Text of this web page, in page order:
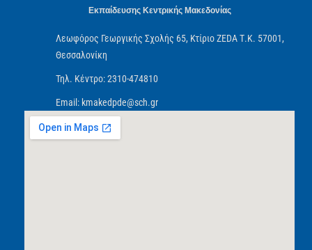
Εκπαίδευσης Κεντρικής Μακεδονίας
Λεωφόρος Γεωργικής Σχολής 65, Κτίριο ZEDA Τ.Κ. 57001,
Θεσσαλονίκη
Τηλ. Κέντρο: 2310-474810
Email: kmakedpde@sch.gr